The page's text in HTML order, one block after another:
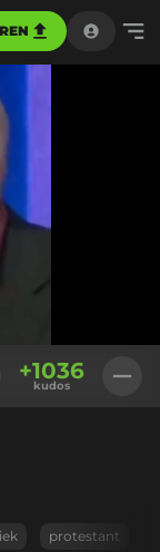
+1036
kudos
protestant